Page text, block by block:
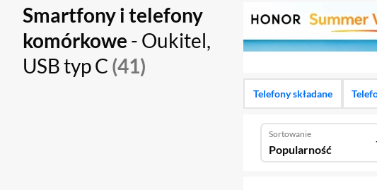
Smartfony i telefony
komórkowe - Oukitel,
USB typ C (41)
Telefony składane
Sortowanie
Popularność